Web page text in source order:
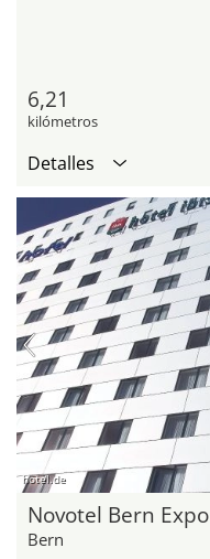
6,21
kilómetros
Detalles
hotel.de
Novotel Bern Expo
Bern